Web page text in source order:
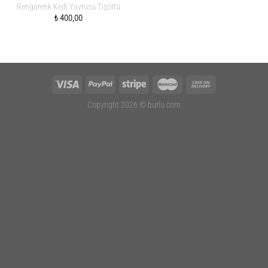
Rengarenk Kedi Yavrusu Tişörtü
₺400,00
Copyright 2026 © burlu.com